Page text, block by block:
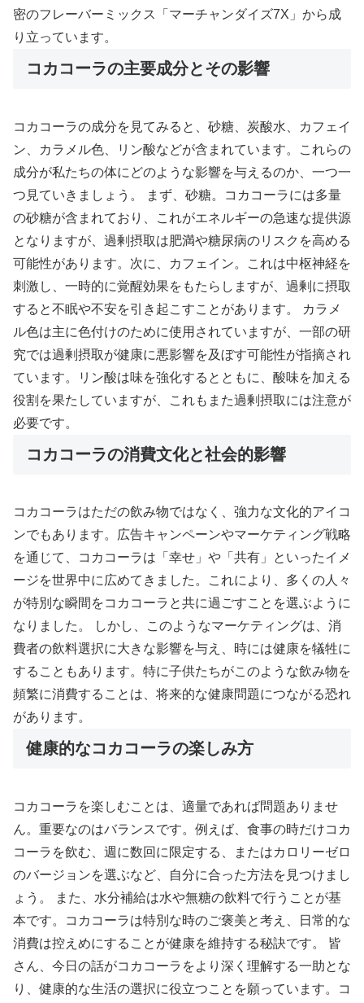
密のフレーバーミックス「マーチャンダイズ7X」から成
り立っています。
コカコーラの主要成分とその影響
コカコーラの成分を見てみると、砂糖、炭酸水、カフェイ
ン、カラメル色、リン酸などが含まれています。これらの
成分が私たちの体にどのような影響を与えるのか、一つ一
つ見ていきましょう。 まず、砂糖。コカコーラには多量
の砂糖が含まれており、これがエネルギーの急速な提供源
となりますが、過剰摂取は肥満や糖尿病のリスクを高める
可能性があります。次に、カフェイン。これは中枢神経を
刺激し、一時的に覚醒効果をもたらしますが、過剰に摂取
すると不眠や不安を引き起こすことがあります。 カラメ
ル色は主に色付けのために使用されていますが、一部の研
究では過剰摂取が健康に悪影響を及ぼす可能性が指摘され
ています。リン酸は味を強化するとともに、酸味を加える
役割を果たしていますが、これもまた過剰摂取には注意が
必要です。
コカコーラの消費文化と社会的影響
コカコーラはただの飲み物ではなく、強力な文化的アイコ
ンでもあります。広告キャンペーンやマーケティング戦略
を通じて、コカコーラは「幸せ」や「共有」といったイメ
ージを世界中に広めてきました。これにより、多くの人々
が特別な瞬間をコカコーラと共に過ごすことを選ぶように
なりました。 しかし、このようなマーケティングは、消
費者の飲料選択に大きな影響を与え、時には健康を犠牲に
することもあります。特に子供たちがこのような飲み物を
頻繁に消費することは、将来的な健康問題につながる恐れ
があります。
健康的なコカコーラの楽しみ方
コカコーラを楽しむことは、適量であれば問題ありませ
ん。重要なのはバランスです。例えば、食事の時だけコカ
コーラを飲む、週に数回に限定する、またはカロリーゼロ
のバージョンを選ぶなど、自分に合った方法を見つけまし
ょう。 また、水分補給は水や無糖の飲料で行うことが基
本です。コカコーラは特別な時のご褒美と考え、日常的な
消費は控えめにすることが健康を維持する秘訣です。 皆
さん、今日の話がコカコーラをより深く理解する一助とな
り、健康的な生活の選択に役立つことを願っています。コ